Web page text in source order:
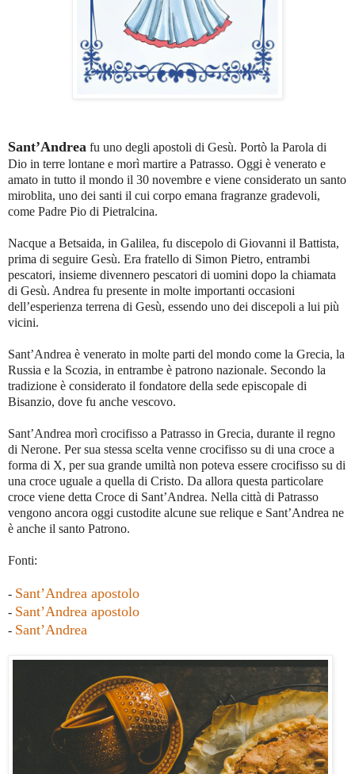
Sant’Andrea fu uno degli apostoli di Gesù. Portò la Parola di
Dio in terre lontane e morì martire a Patrasso. Oggi è venerato e
amato in tutto il mondo il 30 novembre e viene considerato un santo
miroblita, uno dei santi il cui corpo emana fragranze gradevoli,
come Padre Pio di Pietralcina.
Nacque a Betsaida, in Galilea, fu discepolo di Giovanni il Battista,
prima di seguire Gesù. Era fratello di Simon Pietro, entrambi
pescatori, insieme divennero pescatori di uomini dopo la chiamata
di Gesù. Andrea fu presente in molte importanti occasioni
dell’esperienza terrena di Gesù, essendo uno dei discepoli a lui più
vicini.
Sant’Andrea è venerato in molte parti del mondo come la Grecia, la
Russia e la Scozia, in entrambe è patrono nazionale. Secondo la
tradizione è considerato il fondatore della sede episcopale di
Bisanzio, dove fu anche vescovo.
Sant’Andrea morì crocifisso a Patrasso in Grecia, durante il regno
di Nerone. Per sua stessa scelta venne crocifisso su di una croce a
forma di X, per sua grande umiltà non poteva essere crocifisso su di
una croce uguale a quella di Cristo. Da allora questa particolare
croce viene detta Croce di Sant’Andrea. Nella città di Patrasso
vengono ancora oggi custodite alcune sue relique e Sant’Andrea ne
è anche il santo Patrono.
Fonti:
- Sant’Andrea apostolo
- Sant’Andrea apostolo
- Sant’Andrea